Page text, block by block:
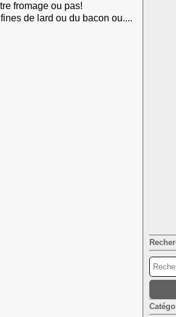
fromage ou pas!
de lard ou du bacon ou....